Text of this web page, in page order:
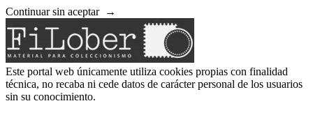
Continuar sin aceptar →
Este portal web únicamente utiliza cookies propias con finalidad
técnica, no recaba ni cede datos de carácter personal de los usuarios
sin su conocimiento.